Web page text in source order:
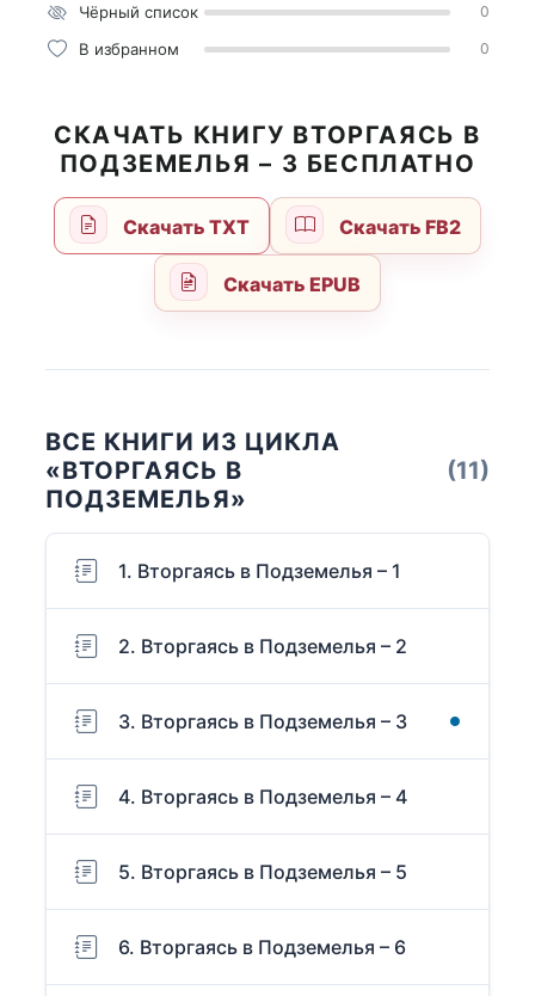
Чёрный список 0
В избранном 0
СКАЧАТЬ КНИГУ ВТОРГАЯСЬ В
ПОДЗЕМЕЛЬЯ – 3 БЕСПЛАТНО
Скачать TXT Скачать FB2
Скачать EPUB
ВСЕ КНИГИ ИЗ ЦИКЛА
«ВТОРГАЯСЬ В
ПОДЗЕМЕЛЬЯ»
(11)
1. Вторгаясь в Подземелья – 1
2. Вторгаясь в Подземелья – 2
3. Вторгаясь в Подземелья – 3
4. Вторгаясь в Подземелья – 4
5. Вторгаясь в Подземелья – 5
6. Вторгаясь в Подземелья – 6